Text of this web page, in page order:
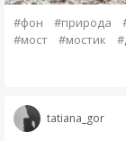
#фон #природа
#мост
#мостик
tatiana_gor